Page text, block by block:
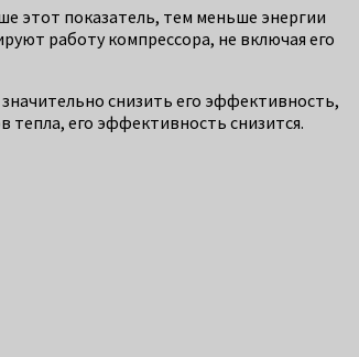
этот показатель, тем меньше энергии
работу компрессора, не включая его
снизить его эффективность,
его эффективность снизится.